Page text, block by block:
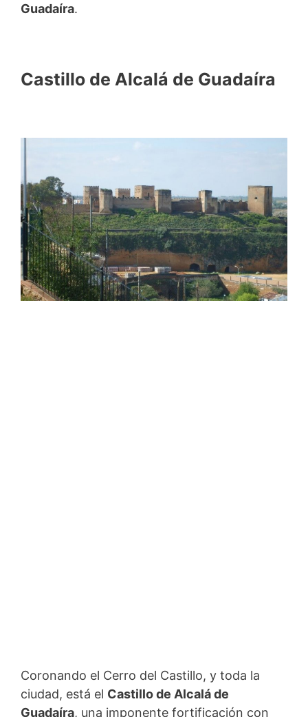
Guadaíra.
Castillo de Alcalá de Guadaíra
Coronando el Cerro del Castillo, y toda la
ciudad, está el Castillo de Alcalá de
Guadaíra, una imponente fortificación con